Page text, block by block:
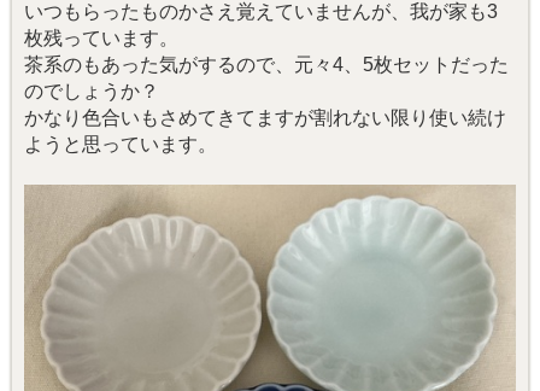
いつもらったものかさえ覚えていませんが、我が家も3
枚残っています。
茶系のもあった気がするので、元々4、5枚セットだった
のでしょうか？
かなり色合いもさめてきてますが割れない限り使い続け
ようと思っています。